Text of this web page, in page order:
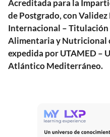
Acreditada para la
de Postgrado, con
Internacional – Titulación
Alimentaria y Nutricional
expedida por UTAMED –
Atlántico Mediterráneo.